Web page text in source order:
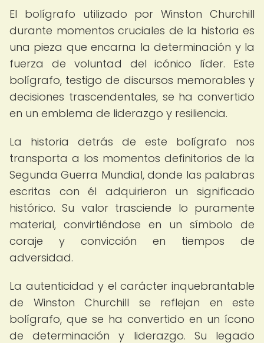
El bolígrafo utilizado por Winston Churchill
durante momentos cruciales de la historia es
una pieza que encarna la determinación y la
fuerza de voluntad del icónico líder. Este
bolígrafo, testigo de discursos memorables y
decisiones trascendentales, se ha convertido
en un emblema de liderazgo y resiliencia.
La historia detrás de este bolígrafo nos
transporta a los momentos definitorios de la
Segunda Guerra Mundial, donde las palabras
escritas con él adquirieron un significado
histórico. Su valor trasciende lo puramente
material, convirtiéndose en un símbolo de
coraje y convicción en tiempos de
adversidad.
La autenticidad y el carácter inquebrantable
de Winston Churchill se reflejan en este
bolígrafo, que se ha convertido en un ícono
de determinación y liderazgo. Su legado